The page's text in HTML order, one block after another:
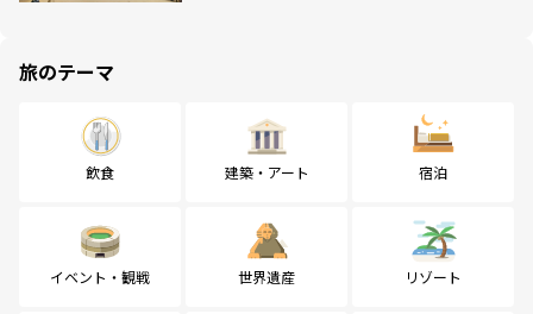
旅のテーマ
飲食 建築・アート 宿泊
イベント・観戦 世界遺産 リゾート